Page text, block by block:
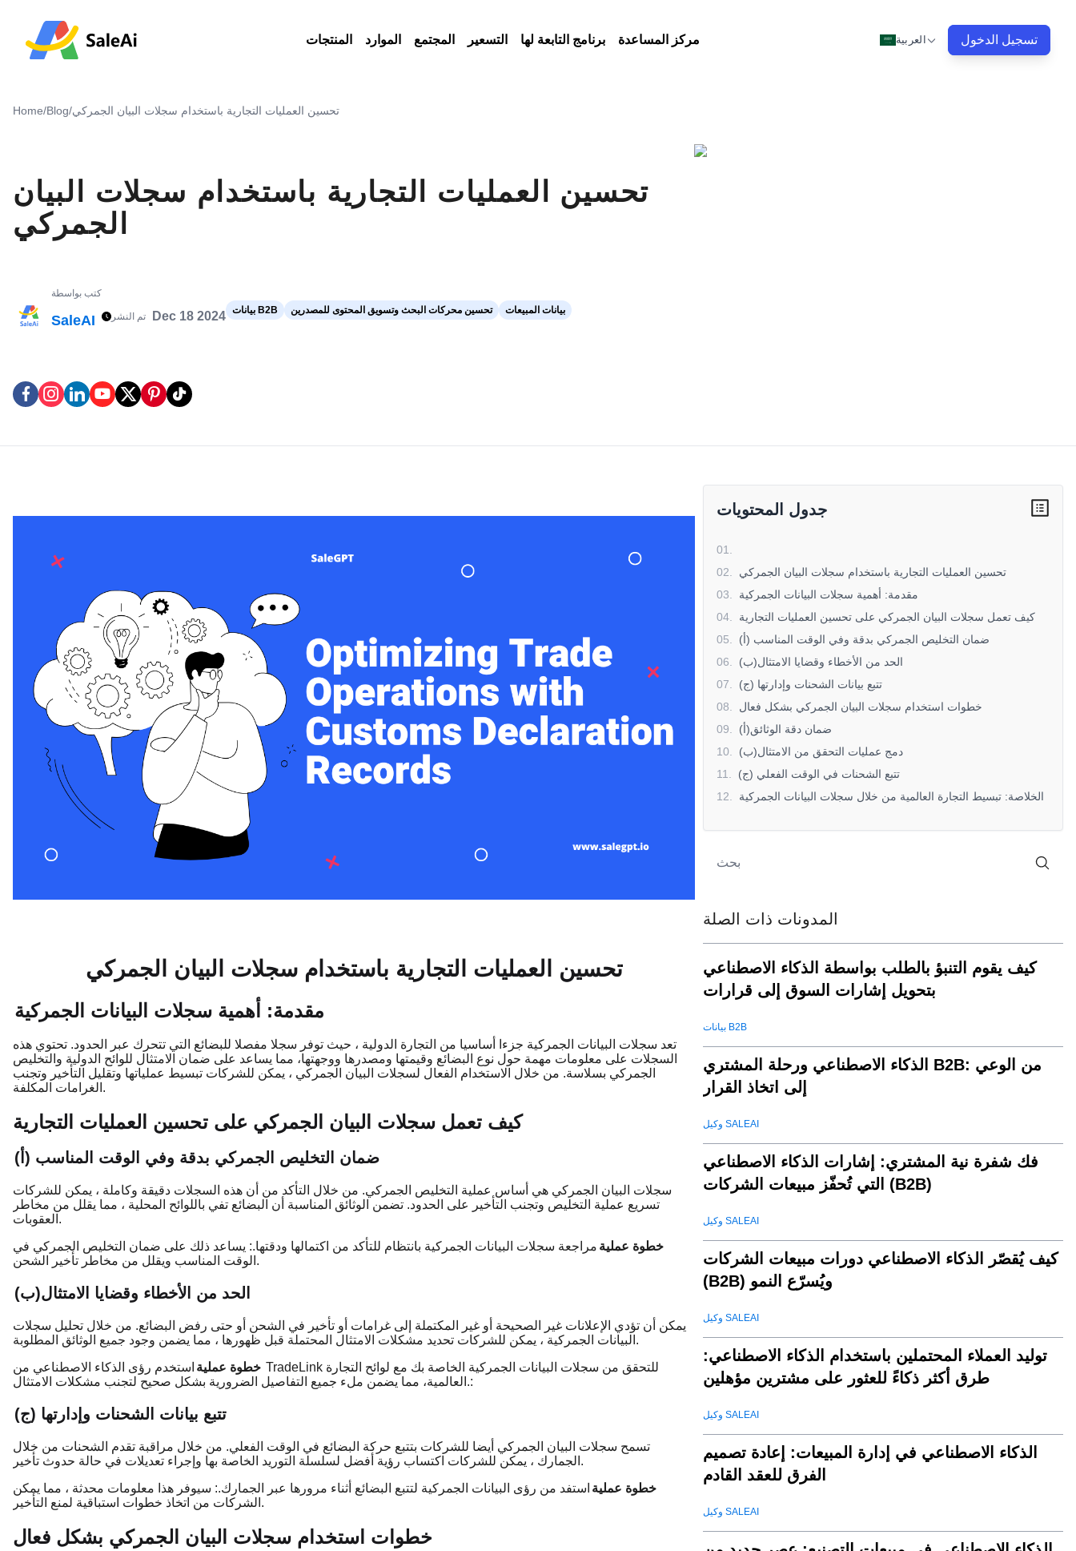
المنتجات الموارد المجتمع التسعير برنامج التابعة لها مركز المساعدة العربية تسجيل الدخول
Home/Blog/تحسين العمليات التجارية باستخدام سجلات البيان الجمركي
تحسين العمليات التجارية باستخدام سجلات البيان
الجمركي
كتب بواسطة
SaleAI تم النشر Dec 18 2024 بيانات B2B تحسين محركات البحث وتسويق المحتوى للمصدرين بيانات المبيعات
تحسين العمليات التجارية باستخدام سجلات البيان الجمركي
مقدمة: أهمية سجلات البيانات الجمركية
تعد سجلات البيانات الجمركية جزءا أساسيا من التجارة الدولية ، حيث توفر سجلا مفصلا للبضائع التي تتحرك عبر الحدود. تحتوي هذه
السجلات على معلومات مهمة حول نوع البضائع وقيمتها ومصدرها ووجهتها، مما يساعد على ضمان الامتثال للوائح الدولية والتخليص
الجمركي بسلاسة. من خلال الاستخدام الفعال لسجلات البيان الجمركي ، يمكن للشركات تبسيط عملياتها وتقليل التأخير وتجنب
الغرامات المكلفة.
كيف تعمل سجلات البيان الجمركي على تحسين العمليات التجارية
(أ) ضمان التخليص الجمركي بدقة وفي الوقت المناسب
سجلات البيان الجمركي هي أساس عملية التخليص الجمركي. من خلال التأكد من أن هذه السجلات دقيقة وكاملة ، يمكن للشركات
تسريع عملية التخليص وتجنب التأخير على الحدود. تضمن الوثائق المناسبة أن البضائع تفي باللوائح المحلية ، مما يقلل من مخاطر
العقوبات.
خطوة عملية مراجعة سجلات البيانات الجمركية بانتظام للتأكد من اكتمالها ودقتها.: يساعد ذلك على ضمان التخليص الجمركي في
الوقت المناسب ويقلل من مخاطر تأخير الشحن.
(ب)الحد من الأخطاء وقضايا الامتثال
يمكن أن تؤدي الإعلانات غير الصحيحة أو غير المكتملة إلى غرامات أو تأخير في الشحن أو حتى رفض البضائع. من خلال تحليل سجلات
البيانات الجمركية ، يمكن للشركات تحديد مشكلات الامتثال المحتملة قبل ظهورها ، مما يضمن وجود جميع الوثائق المطلوبة.
خطوة عملية استخدم رؤى الذكاء الاصطناعي من TradeLink للتحقق من سجلات البيانات الجمركية الخاصة بك مع لوائح التجارة
العالمية، مما يضمن ملء جميع التفاصيل الضرورية بشكل صحيح لتجنب مشكلات الامتثال.:
(ج) تتبع بيانات الشحنات وإدارتها
تسمح سجلات البيان الجمركي أيضا للشركات بتتبع حركة البضائع في الوقت الفعلي. من خلال مراقبة تقدم الشحنات من خلال
الجمارك ، يمكن للشركات اكتساب رؤية أفضل لسلسلة التوريد الخاصة بها وإجراء تعديلات في حالة حدوث تأخير.
خطوة عملية استفد من رؤى البيانات الجمركية لتتبع البضائع أثناء مرورها عبر الجمارك.: سيوفر هذا معلومات محدثة ، مما يمكن
الشركات من اتخاذ خطوات استباقية لمنع التأخير.
خطوات استخدام سجلات البيان الجمركي بشكل فعال
جدول المحتويات
01
02
تحسين العمليات التجارية باستخدام سجلات البيان الجمركي
03
مقدمة: أهمية سجلات البيانات الجمركية
04
كيف تعمل سجلات البيان الجمركي على تحسين العمليات التجارية
05
(أ) ضمان التخليص الجمركي بدقة وفي الوقت المناسب
06
(ب)الحد من الأخطاء وقضايا الامتثال
07
(ج) تتبع بيانات الشحنات وإدارتها
08
خطوات استخدام سجلات البيان الجمركي بشكل فعال
09
(أ)ضمان دقة الوثائق
10
(ب)دمج عمليات التحقق من الامتثال
11
(ج) تتبع الشحنات في الوقت الفعلي
12
الخلاصة: تبسيط التجارة العالمية من خلال سجلات البيانات الجمركية
المدونات ذات الصلة
كيف يقوم التنبؤ بالطلب بواسطة الذكاء الاصطناعي
بتحويل إشارات السوق إلى قرارات
بيانات B2B
الذكاء الاصطناعي ورحلة المشتري B2B: من الوعي
إلى اتخاذ القرار
وكيل SALEAI
فك شفرة نية المشتري: إشارات الذكاء الاصطناعي
التي تُحفّز مبيعات الشركات (B2B)
وكيل SALEAI
كيف يُقصّر الذكاء الاصطناعي دورات مبيعات الشركات
(B2B) ويُسرّع النمو
وكيل SALEAI
توليد العملاء المحتملين باستخدام الذكاء الاصطناعي:
طرق أكثر ذكاءً للعثور على مشترين مؤهلين
وكيل SALEAI
الذكاء الاصطناعي في إدارة المبيعات: إعادة تصميم
الفرق للعقد القادم
وكيل SALEAI